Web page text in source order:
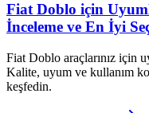
Fiat Doblo için
İnceleme ve En İyi
Fiat Doblo araçlarınız için
Kalite, uyum ve kullanım
keşfedin.